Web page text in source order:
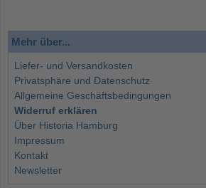
Mehr über...
Liefer- und Versandkosten
Privatsphäre und Datenschutz
Allgemeine Geschäftsbedingungen
Widerruf erklären
Über Historia Hamburg
Impressum
Kontakt
Newsletter